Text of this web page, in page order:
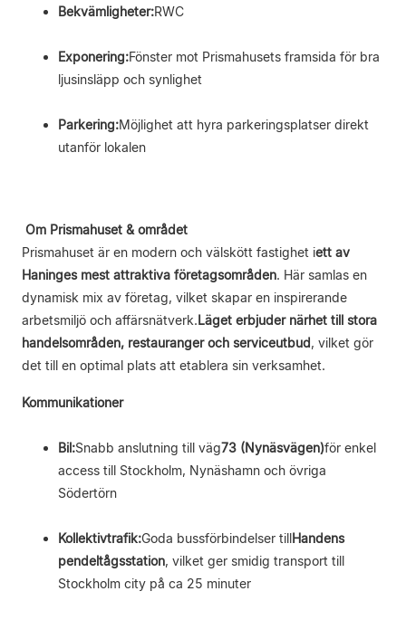
Bekvämligheter:RWC
Exponering:Fönster mot Prismahusets framsida för bra
ljusinsläpp och synlighet
Parkering:Möjlighet att hyra parkeringsplatser direkt
utanför lokalen
Om Prismahuset & området
Prismahuset är en modern och välskött fastighet iett av
Haninges mest attraktiva företagsområden. Här samlas en
dynamisk mix av företag, vilket skapar en inspirerande
arbetsmiljö och affärsnätverk.Läget erbjuder närhet till stora
handelsområden, restauranger och serviceutbud, vilket gör
det till en optimal plats att etablera sin verksamhet.
Kommunikationer
Bil:Snabb anslutning till väg73 (Nynäsvägen)för enkel
access till Stockholm, Nynäshamn och övriga
Södertörn
Kollektivtrafik:Goda bussförbindelser tillHandens
pendeltågsstation, vilket ger smidig transport till
Stockholm city på ca 25 minuter